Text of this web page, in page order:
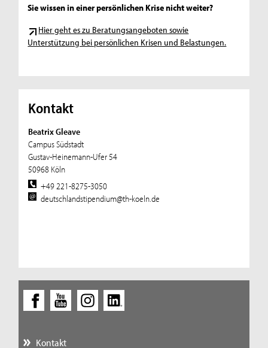
Sie wissen in einer persönlichen Krise nicht weiter?
Hier geht es zu Beratungsangeboten sowie
Unterstützung bei persönlichen Krisen und Belastungen.
Kontakt
Beatrix Gleave
Campus Südstadt
Gustav-Heinemann-Ufer 54
50968 Köln
+49 221-8275-3050
deutschlandstipendium@th-koeln.de
Kontakt